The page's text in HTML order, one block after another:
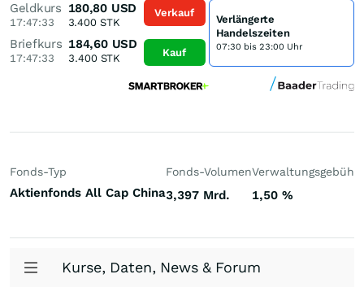
Geldkurs
17:47:33
180,80 USD
3.400STK
Briefkurs
17:47:33
184,60 USD
3.400STK
Verkauf
Kauf
Verlängerte
Handelszeiten
07:30 bis 23:00 Uhr
Fonds-Typ
Aktienfonds All Cap China
Fonds-Volumen
3,397 Mrd.
Verwaltungsgebühr
1,50 %
Kurse, Daten, News & Forum